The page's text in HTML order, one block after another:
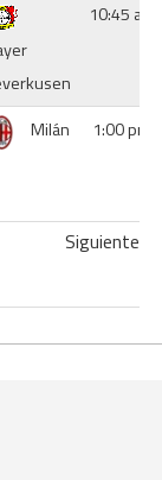
10:45 am
Milán 1:00 pm
Siguiente